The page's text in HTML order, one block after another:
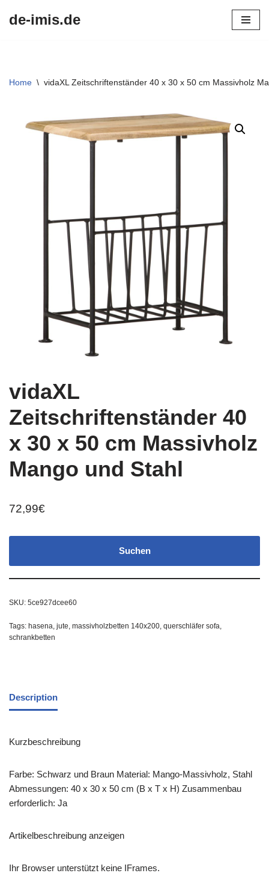
de-imis.de
Home \ vidaXL Zeitschriftenständer 40 x 30 x 50 cm Massivholz
vidaXL
Zeitschriftenständer 40
x 30 x 50 cm Massivholz
Mango und Stahl
72,99€
Suchen
SKU: 5ce927dcee60
Tags: hasena, jute, massivholzbetten 140x200, querschläfer sofa,
schrankbetten
Description
Kurzbeschreibung
Farbe: Schwarz und Braun Material: Mango-Massivholz, Stahl
Abmessungen: 40 x 30 x 50 cm (B x T x H) Zusammenbau
erforderlich: Ja
Artikelbeschreibung anzeigen
Ihr Browser unterstützt keine IFrames.